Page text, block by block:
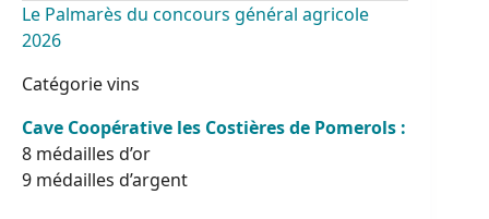
Le Palmarès du concours général agricole
2026
Catégorie vins
Cave Coopérative les Costières de Pomerols :
8 médailles d’or
9 médailles d’argent